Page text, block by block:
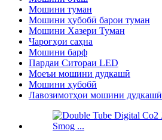
Мошини туман
Мошини ҳубобӣ барои туман
Мошини Хазери Туман
Чароғҳои саҳна
Мошини барф
Пардаи Ситораи LED
Моеъи мошини дудкашӣ
Мошини ҳубобӣ
Лавозимотҳои мошини дудкашӣ